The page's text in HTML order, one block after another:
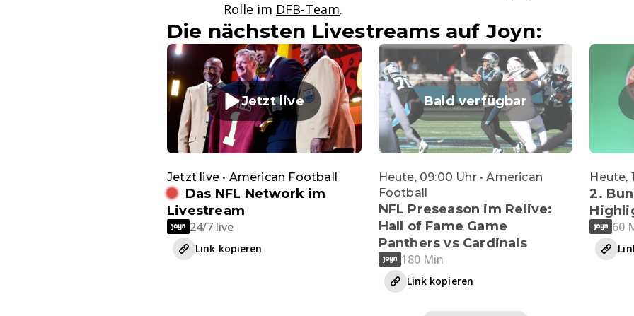
Rolle im DFB-Team.
Die nächsten Livestreams auf Joyn:
Jetzt live
Jetzt live • American Football
Das NFL Network im
Livestream
24/7 live
Link kopieren
Bald verfügbar
Heute, 09:00 Uhr • American
Football
NFL Preseason im Relive:
Hall of Fame Game
Panthers vs Cardinals
180 Min
Link kopieren
Heute,
2.
60